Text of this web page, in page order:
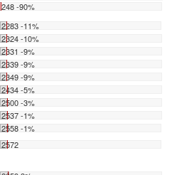
248 -90%
2283 -11%
2324 -10%
2331 -9%
2339 -9%
2349 -9%
2434 -5%
2500 -3%
2537 -1%
2558 -1%
2572